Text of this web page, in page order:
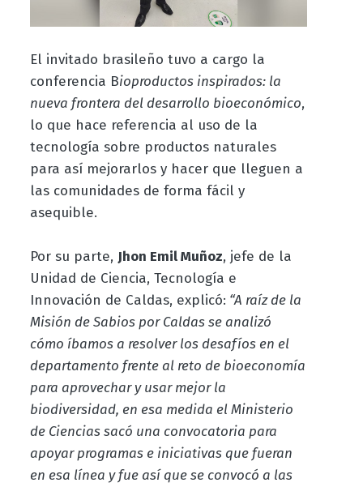
El invitado brasileño tuvo a cargo la
conferencia Bioproductos inspirados: la
nueva frontera del desarrollo bioeconómico,
lo que hace referencia al uso de la
tecnología sobre productos naturales
para así mejorarlos y hacer que lleguen a
las comunidades de forma fácil y
asequible.
Por su parte, Jhon Emil Muñoz, jefe de la
Unidad de Ciencia, Tecnología e
Innovación de Caldas, explicó: “A raíz de la
Misión de Sabios por Caldas se analizó
cómo íbamos a resolver los desafíos en el
departamento frente al reto de bioeconomía
para aprovechar y usar mejor la
biodiversidad, en esa medida el Ministerio
de Ciencias sacó una convocatoria para
apoyar programas e iniciativas que fueran
en esa línea y fue así que se convocó a las